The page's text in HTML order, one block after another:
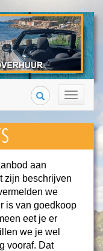
Toggle
navigation
Search
aan
zijn beschrijven
we
is van goedkoop
eet je er
we je wel
vooraf. Dat